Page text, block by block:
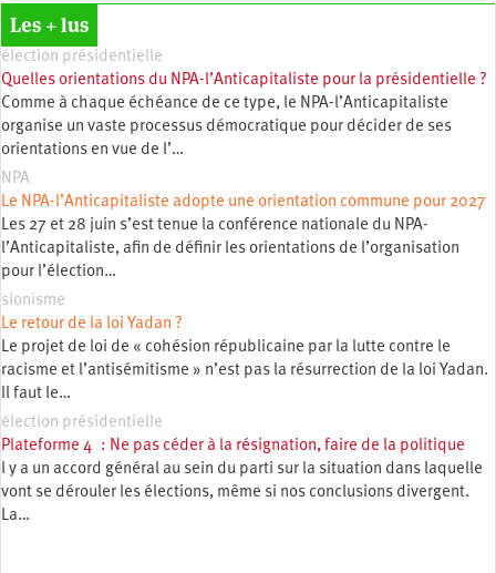
Les + lus
élection présidentielle
Quelles orientations du NPA-l’Anticapitaliste pour la présidentielle ?
Comme à chaque échéance de ce type, le NPA-l’Anticapitaliste
organise un vaste processus démocratique pour décider de ses
orientations en vue de l’…
NPA
Le NPA-l’Anticapitaliste adopte une orientation commune pour 2027
Les 27 et 28 juin s’est tenue la conférence nationale du NPA-
l’Anticapitaliste, afin de définir les orientations de l’organisation
pour l’élection…
sionisme
Le retour de la loi Yadan ?
Le projet de loi de « cohésion républicaine par la lutte contre le
racisme et l’antisémitisme » n’est pas la résurrection de la loi Yadan.
Il faut le…
élection présidentielle
Plateforme 4 : Ne pas céder à la résignation, faire de la politique
l y a un accord général au sein du parti sur la situation dans laquelle
vont se dérouler les élections, même si nos conclusions divergent.
La…